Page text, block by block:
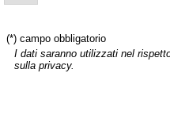
(*) campo obbligatorio
I dati saranno utilizzati nel
sulla privacy.